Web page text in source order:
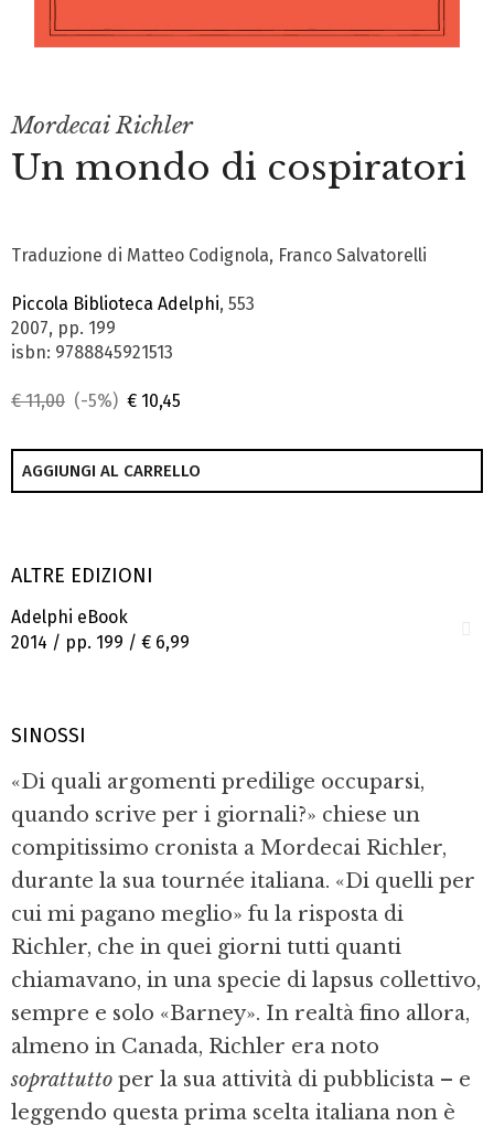
Mordecai Richler
Un mondo di cospiratori
Traduzione di Matteo Codignola, Franco Salvatorelli
Piccola Biblioteca Adelphi, 553
2007, pp. 199
isbn: 9788845921513
€ 11,00 (-5%) € 10,45
AGGIUNGI AL CARRELLO
ALTRE EDIZIONI
Adelphi eBook
2014 / pp. 199 / € 6,99
SINOSSI
«Di quali argomenti predilige occuparsi,
quando scrive per i giornali?» chiese un
compitissimo cronista a Mordecai Richler,
durante la sua tournée italiana. «Di quelli per
cui mi pagano meglio» fu la risposta di
Richler, che in quei giorni tutti quanti
chiamavano, in una specie di lapsus collettivo,
sempre e solo «Barney». In realtà fino allora,
almeno in Canada, Richler era noto
soprattutto per la sua attività di pubblicista – e
leggendo questa prima scelta italiana non è